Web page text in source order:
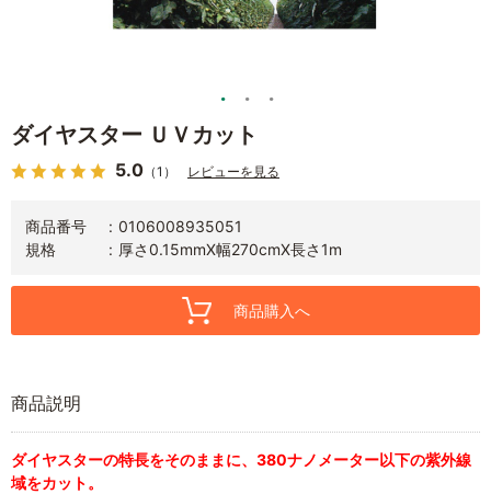
ダイヤスター ＵＶカット
5.0 （1） レビューを見る
商品番号
0106008935051
規格
厚さ0.15mmX幅270cmX長さ1m
商品購入へ
商品説明
ダイヤスターの特長をそのままに、380ナノメーター以下の紫外線
域をカット。